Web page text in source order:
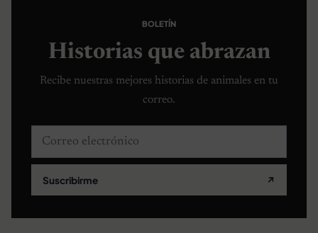
BOLETÍN
Historias que abrazan
Recibe nuestras mejores historias de animales en tu
correo.
Correo electrónico
Suscribirme ↗